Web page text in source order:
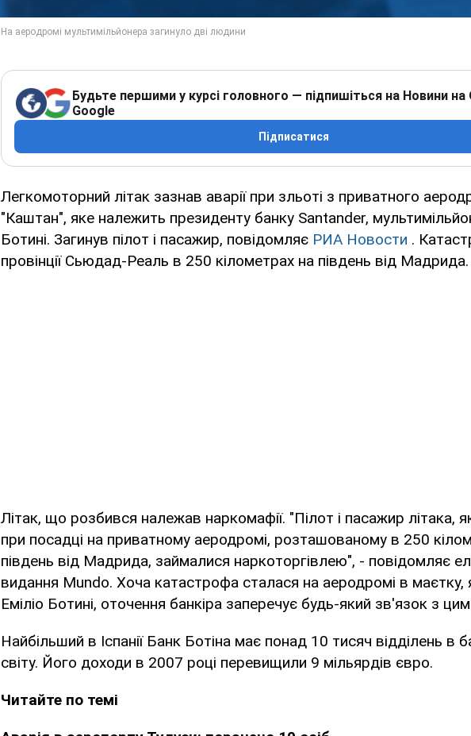
Будьте першими у курсі головного — підпишіться на Новини на
Google
Підписатися
Легкомоторний літак зазнав аварії при зльоті з приватного
"Каштан", яке належить президенту банку Santander,
Ботині. Загинув пілот і пасажир, повідомляє РИА Новости .
провінції Сьюдад-Реаль в 250 кілометрах на південь від Мадрида.
Літак, що розбився належав наркомафії. "Пілот і пасажир літака,
при посадці на приватному аеродромі, розташованому в 250
південь від Мадрида, займалися наркоторгівлею", - повідомляє
видання Mundo. Хоча катастрофа сталася на аеродромі в маєтку,
Еміліо Ботині, оточення банкіра заперечує будь-який зв'язок з
Найбільший в Іспанії Банк Ботіна має понад 10 тисяч відділень в
світу. Його доходи в 2007 році перевищили 9 мільярдів євро.
Читайте по темі